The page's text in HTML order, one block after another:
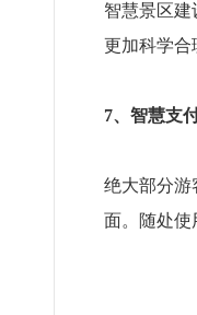
智慧景区
更加科学合
7、智慧支
绝大部分游
面。随处使